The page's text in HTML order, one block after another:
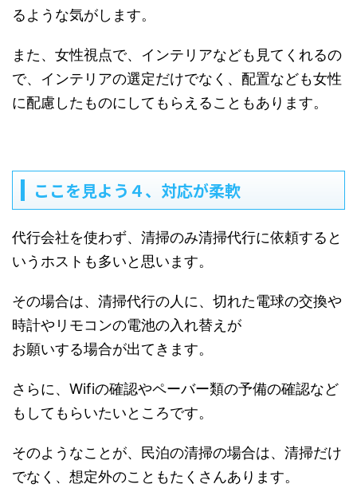
るような気がします。
また、女性視点で、インテリアなども見てくれるの
で、インテリアの選定だけでなく、配置なども女性
に配慮したものにしてもらえることもあります。
ここを見よう４、対応が柔軟
代行会社を使わず、清掃のみ清掃代行に依頼すると
いうホストも多いと思います。
その場合は、清掃代行の人に、切れた電球の交換や
時計やリモコンの電池の入れ替えが
お願いする場合が出てきます。
さらに、Wifiの確認やペーバー類の予備の確認など
もしてもらいたいところです。
そのようなことが、民泊の清掃の場合は、清掃だけ
でなく、想定外のこともたくさんあります。